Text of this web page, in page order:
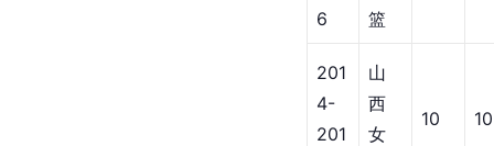
6
篮
201
4-
201
山
西
女
10 10